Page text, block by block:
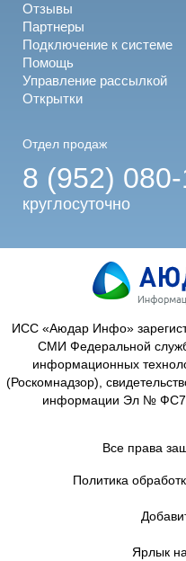
Отзывы
Партнеры
Подключение к системе
Помощь
Управление рассылкой
Открытки
Отдел продаж
8 (952)
круглосуточно
ИСС «Аюдар Инфо»
СМИ Федеральной
информационных
(Роскомнадзор),
информации Эл №
Все права
Политика
Ярлык